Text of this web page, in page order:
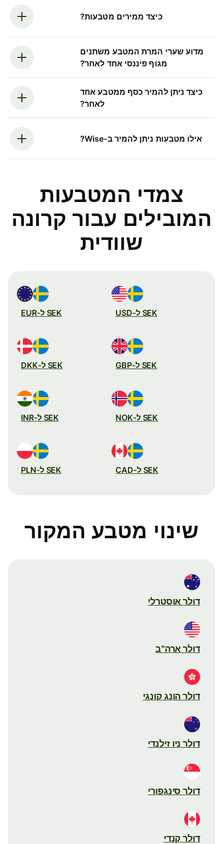
כיצד ממירים מטבעות?
מדוע שערי המרת המטבע משתנים
מגוף פיננסי אחד לאחר?
כיצד ניתן להמיר כסף ממטבע אחד
לאחר?
אילו מטבעות ניתן להמיר ב-Wise?
צמדי המטבעות
המובילים עבור קרונה
שוודית
SEK ל-USD SEK ל-EUR
SEK ל-GBP SEK ל-DKK
SEK ל-NOK SEK ל-INR
SEK ל-CAD SEK ל-PLN
שינוי מטבע המקור
דולר אוסטרלי
דולר ארה"ב
דולר הונג קונגי
דולר ניו זילנדי
דולר סינגפורי
דולר קנדי